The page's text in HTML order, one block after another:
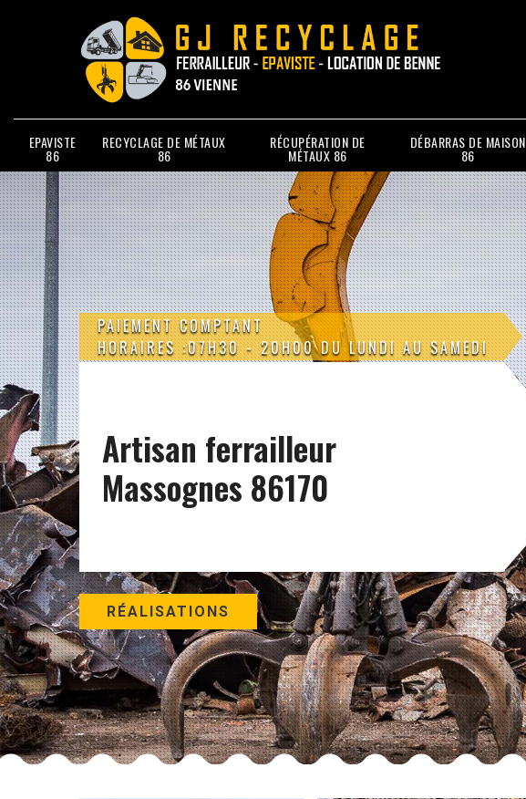
EPAVISTE
86
RECYCLAGE DE MÉTAUX
86
RÉCUPÉRATION DE
MÉTAUX 86
DÉBARRAS DE MAISON
86
PAIEMENT COMPTANT
HORAIRES :07H30 - 20H00 DU LUNDI AU SAMEDI
Artisan ferrailleur
Massognes 86170
RÉALISATIONS